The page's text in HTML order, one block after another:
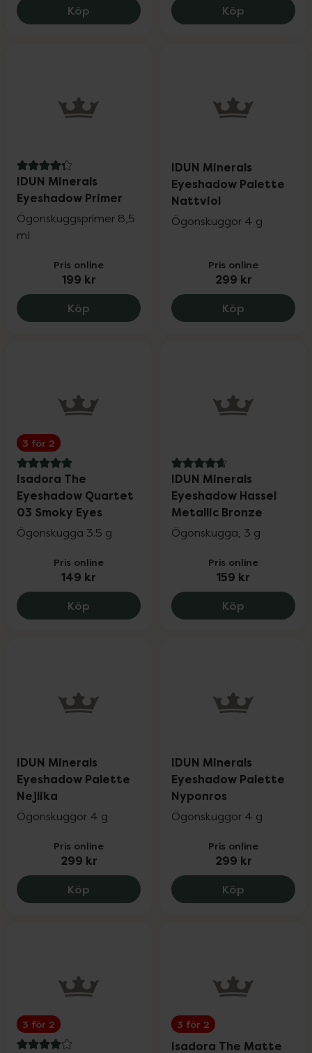
Köp IDUN Minerals Eyeshadow Palette
Köp IDUN
4.3 av 5 i omdöme
IDUN Minerals
Eyeshadow Primer
Ögonskuggsprimer 8,5
ml
Pris online
199 kr
Köp IDUN Minerals Eyeshadow Primer, 199
IDUN Minerals
Eyeshadow Palette
Nattviol
Ögonskuggor 4 g
Pris online
299 kr
Köp IDUN
3 för 2
5 av 5 i omdöme
Isadora The
Eyeshadow Quartet
03 Smoky Eyes
Ögonskugga 3.5 g
Pris online
149 kr
Köp Isadora The Eyeshadow Quartet 03
4.8 av 5 i omdöme
IDUN Minerals
Eyeshadow Hassel
Metallic Bronze
Ögonskugga, 3 g
Pris online
159 kr
Köp IDUN
IDUN Minerals
Eyeshadow Palette
Nejlika
Ögonskuggor 4 g
Pris online
299 kr
Köp IDUN Minerals Eyeshadow Palette
IDUN Minerals
Eyeshadow Palette
Nyponros
Ögonskuggor 4 g
Pris online
299 kr
Köp IDUN
3 för 2 3 för 2
Isadora The Matte